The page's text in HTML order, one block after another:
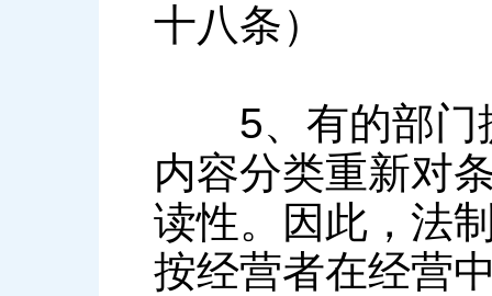
十八条）
5、有的部门
内容分类重新对
读性。因此，法
按经营者在经营